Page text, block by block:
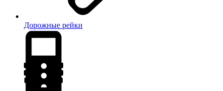
Дорожные рейки